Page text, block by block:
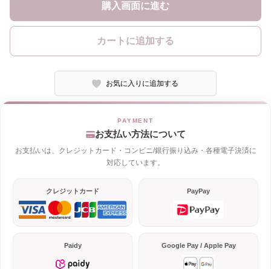
購入画面に進む
カートに追加する
お気に入りに追加する
お支払い方法について
お支払いは、クレジットカード・コンビニ/銀行振り込み・各種電子決済に
対応しています。
クレジットカード PayPay
Paidy Google Pay / Apple Pay